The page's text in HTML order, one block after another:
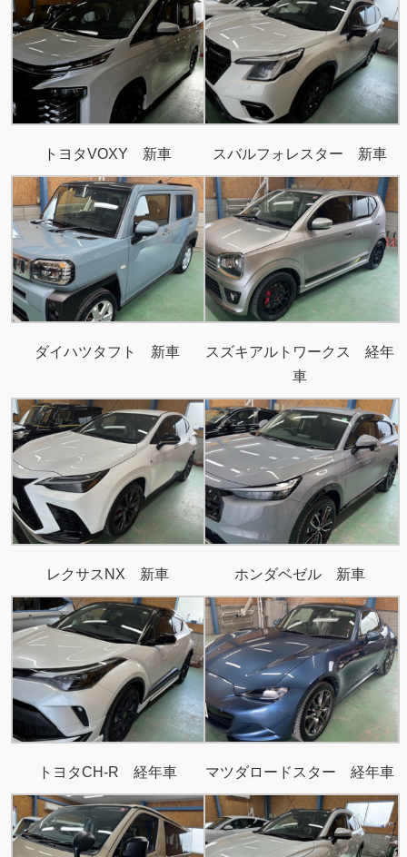
トヨタVOXY 新車 スバルフォレスター 新車
ダイハツタフト 新車
スズキアルトワークス 経年
車
レクサスNX 新車 ホンダベゼル 新車
トヨタCH-R 経年車 マツダロードスター 経年車